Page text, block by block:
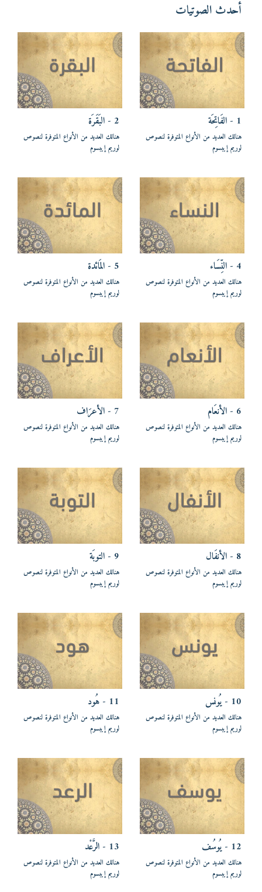
أحدث الصوتيات
1 - الفَاتِحَة
هنالك العديد من الأنواع المتوفرة لنصوص
لوريم إيبسوم
2 - البَقَرَة
هنالك العديد من الأنواع المتوفرة لنصوص
لوريم إيبسوم
4 - النِّسَاء
هنالك العديد من الأنواع المتوفرة لنصوص
لوريم إيبسوم
5 - المَائدة
هنالك العديد من الأنواع المتوفرة لنصوص
لوريم إيبسوم
6 - الأنعَام
هنالك العديد من الأنواع المتوفرة لنصوص
لوريم إيبسوم
7 - الأعرَاف
هنالك العديد من الأنواع المتوفرة لنصوص
لوريم إيبسوم
8 - الأنفَال
هنالك العديد من الأنواع المتوفرة لنصوص
لوريم إيبسوم
9 - التوبَة
هنالك العديد من الأنواع المتوفرة لنصوص
لوريم إيبسوم
10 - يُونس
هنالك العديد من الأنواع المتوفرة لنصوص
لوريم إيبسوم
11 - هُود
هنالك العديد من الأنواع المتوفرة لنصوص
لوريم إيبسوم
12 - يُوسُف
هنالك العديد من الأنواع المتوفرة لنصوص
لوريم إيبسوم
13 - الرَّعْد
هنالك العديد من الأنواع المتوفرة لنصوص
لوريم إيبسوم